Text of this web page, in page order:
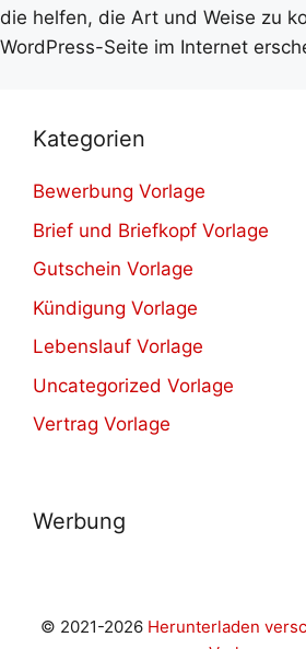
die helfen, die Art und Weise zu
WordPress-Seite im Internet
Kategorien
Bewerbung Vorlage
Brief und Briefkopf Vorlage
Gutschein Vorlage
Kündigung Vorlage
Lebenslauf Vorlage
Uncategorized Vorlage
Vertrag Vorlage
Werbung
© 2021-2026 Herunterladen